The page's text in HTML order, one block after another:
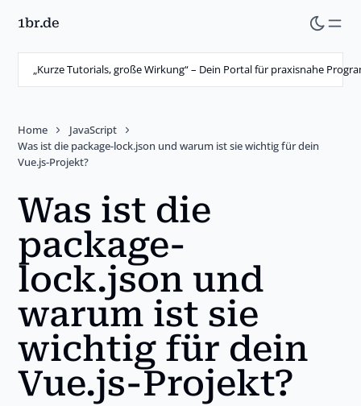
Skip
content
1br.de
„Kurze Tutorials, große Wirkung“ – Dein Portal für praxisnahe
Home
JavaScript
Was ist die package-lock.json und warum ist sie wichtig für dein
Vue.js-Projekt?
Was ist die
package-
lock.json und
warum ist sie
wichtig für dein
Vue.js-Projekt?